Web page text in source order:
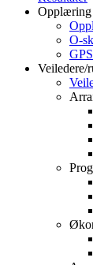
Opplæring
O-
Veiledere/